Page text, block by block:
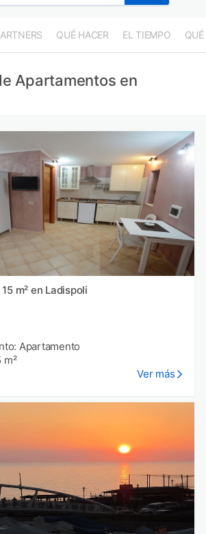
QUÉ HACER EL TIEMPO QUÉ
Apartamentos en
m² en Ladispoli
Apartamento
m²
Ver más